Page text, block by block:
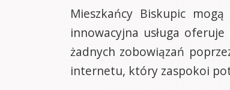
Mieszkańcy Biskupic
innowacyjna usługa
żadnych zobowiązań
internetu, który zaspokoi